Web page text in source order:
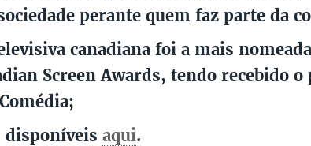
perante quem faz parte da
canadiana foi a mais
Screen Awards, tendo recebido
disponíveis aqui.